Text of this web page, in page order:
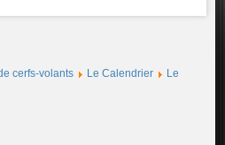
cerfs-volants Le Calendrier
Le